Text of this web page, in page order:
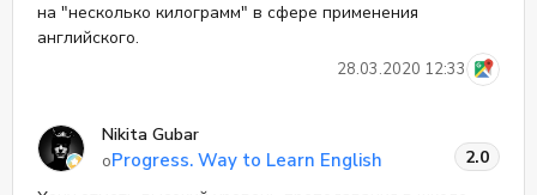
28.03.2020 12:33
на "несколько килограмм" в сфере применения
английского.
Nikita Gubar
оProgress. Way to Learn English
2.0